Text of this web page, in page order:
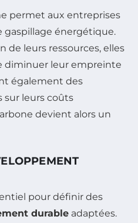
permet aux entreprises
gaspillage énergétique.
de leurs ressources, elles
diminuer leur empreinte
également des
sur leurs coûts
devient alors un
pour définir des
durable adaptées.